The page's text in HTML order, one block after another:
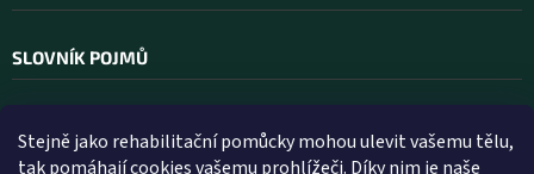
Stejně jako rehabilitační pomůcky mohou ulevit vašemu tělu,
tak pomáhají cookies vašemu prohlížeči. Díky nim je naše
SLOVNÍK POJMŮ
Kontakt